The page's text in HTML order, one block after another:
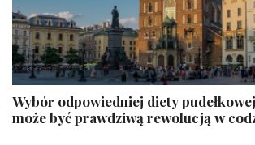
​Wybór odpowiedniej diety
może być prawdziwą rewolucją w